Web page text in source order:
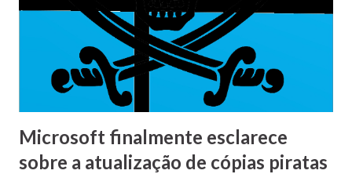
Microsoft finalmente esclarece
sobre a atualização de cópias piratas